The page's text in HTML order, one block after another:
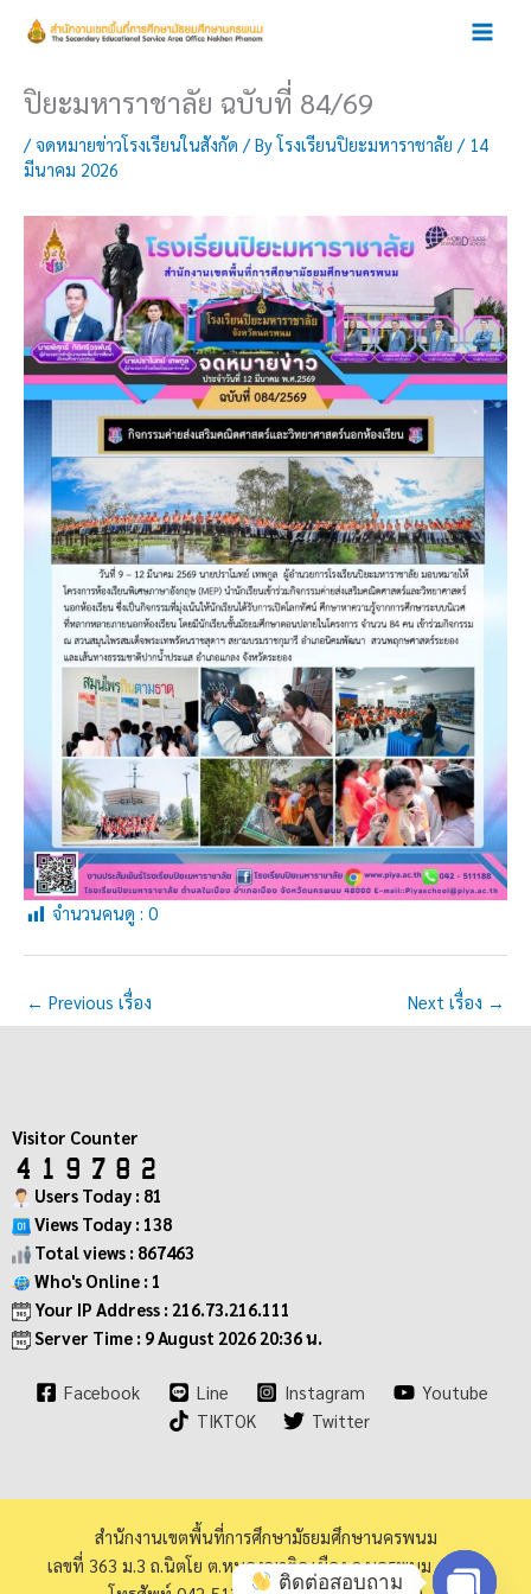
ปิยะมหาราชาลัย ฉบับที่ 84/69
/จดหมายข่าวโรงเรียนในสังกัด / Byโรงเรียนปิยะมหาราชาลัย / 14
มีนาคม 2026
จำนวนคนดู : 0
← Previous เรื่อง Next เรื่อง →
Visitor Counter
Users Today : 81
Views Today : 138
Total views : 867463
Who's Online : 1
Your IP Address : 216.73.216.111
Server Time : 9 August 2026 20:36 น.
Facebook Line Instagram
Youtube
TIKTOK
Twitter
สำนักงานเขตพื้นที่การศึกษามัธยมศึกษานครพนม
เลขที่ 363 ม.3 ถ.นิตโย ต.หนองญาติอ.เมือง จ.นครพนม 48000
ติดต่อสอบถาม